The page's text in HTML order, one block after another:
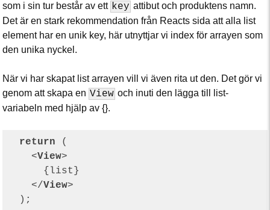
som i sin tur består av ett key attibut och produktens namn.
Det är en stark rekommendation från Reacts sida att alla list
element har en unik key, här utnyttjar vi index för arrayen som
den unika nyckel.
När vi har skapat list arrayen vill vi även rita ut den. Det gör vi
genom att skapa en View och inuti den lägga till list-
variabeln med hjälp av {}.
return (
<View>
      {list}
</View>